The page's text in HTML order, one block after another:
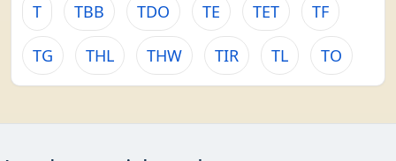
T TBB TDO TE TET TF
TG THL THW TIR TL TO